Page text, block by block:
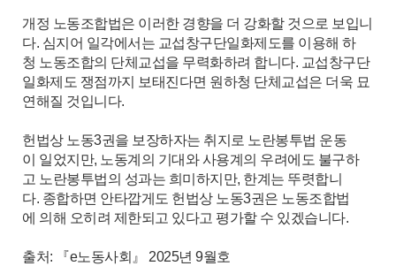
개정 노동조합법은 이러한 경향을 더 강화할 것으로 보입니
다. 심지어 일각에서는 교섭창구단일화제도를 이용해 하
청 노동조합의 단체교섭을 무력화하려 합니다. 교섭창구단
일화제도 쟁점까지 보태진다면 원하청 단체교섭은 더욱 묘
연해질 것입니다.
헌법상 노동3권을 보장하자는 취지로 노란봉투법 운동
이 일었지만, 노동계의 기대와 사용계의 우려에도 불구하
고 노란봉투법의 성과는 희미하지만, 한계는 뚜렷합니
다. 종합하면 안타깝게도 헌법상 노동3권은 노동조합법
에 의해 오히려 제한되고 있다고 평가할 수 있겠습니다.
출처: 『e노동사회』 2025년 9월호